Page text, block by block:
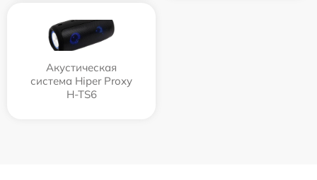
Акустическая
система Hiper Proxy
H-TS6